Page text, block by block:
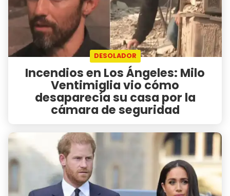
DESOLADOR
Incendios en Los Ángeles: Milo
Ventimiglia vio cómo
desaparecía su casa por la
cámara de seguridad